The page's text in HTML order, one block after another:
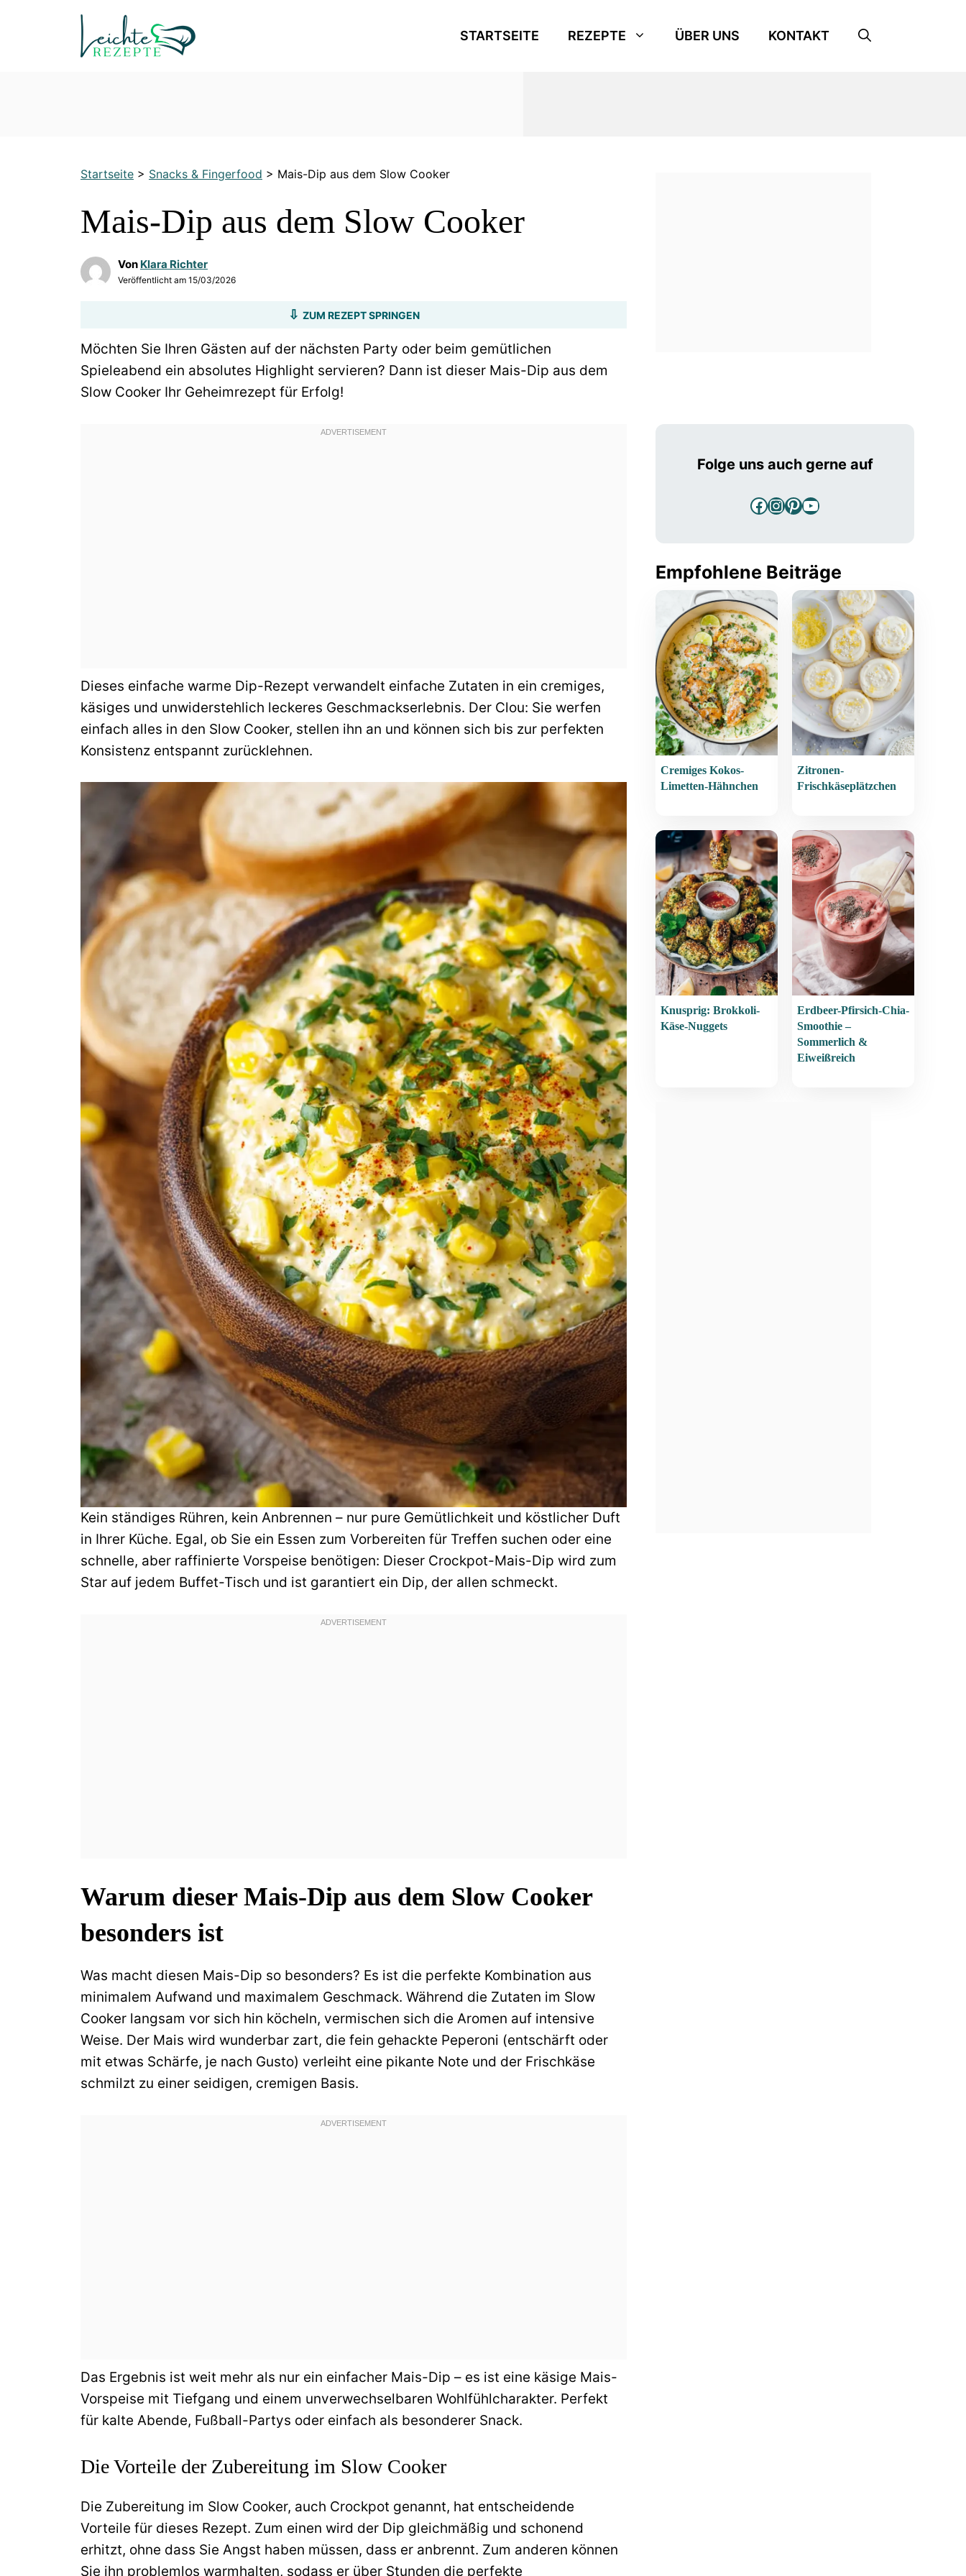
STARTSEITE REZEPTE ÜBER UNS KONTAKT
Startseite > Snacks & Fingerfood > Mais-Dip aus dem Slow Cooker
Mais-Dip aus dem Slow Cooker
Von Klara Richter
Veröffentlicht am 15/03/2026
ZUM REZEPT SPRINGEN
Möchten Sie Ihren Gästen auf der nächsten Party oder beim gemütlichen
Spieleabend ein absolutes Highlight servieren? Dann ist dieser Mais-Dip aus dem
Slow Cooker Ihr Geheimrezept für Erfolg!
Dieses einfache warme Dip-Rezept verwandelt einfache Zutaten in ein cremiges,
käsiges und unwiderstehlich leckeres Geschmackserlebnis. Der Clou: Sie werfen
einfach alles in den Slow Cooker, stellen ihn an und können sich bis zur perfekten
Konsistenz entspannt zurücklehnen.
Kein ständiges Rühren, kein Anbrennen – nur pure Gemütlichkeit und köstlicher Duft
in Ihrer Küche. Egal, ob Sie ein Essen zum Vorbereiten für Treffen suchen oder eine
schnelle, aber raffinierte Vorspeise benötigen: Dieser Crockpot-Mais-Dip wird zum
Star auf jedem Buffet-Tisch und ist garantiert ein Dip, der allen schmeckt.
Warum dieser Mais-Dip aus dem Slow Cooker
besonders ist
Was macht diesen Mais-Dip so besonders? Es ist die perfekte Kombination aus
minimalem Aufwand und maximalem Geschmack. Während die Zutaten im Slow
Cooker langsam vor sich hin köcheln, vermischen sich die Aromen auf intensive
Weise. Der Mais wird wunderbar zart, die fein gehackte Peperoni (entschärft oder
mit etwas Schärfe, je nach Gusto) verleiht eine pikante Note und der Frischkäse
schmilzt zu einer seidigen, cremigen Basis.
Das Ergebnis ist weit mehr als nur ein einfacher Mais-Dip – es ist eine käsige Mais-
Vorspeise mit Tiefgang und einem unverwechselbaren Wohlfühlcharakter. Perfekt
für kalte Abende, Fußball-Partys oder einfach als besonderer Snack.
Die Vorteile der Zubereitung im Slow Cooker
Die Zubereitung im Slow Cooker, auch Crockpot genannt, hat entscheidende
Vorteile für dieses Rezept. Zum einen wird der Dip gleichmäßig und schonend
erhitzt, ohne dass Sie Angst haben müssen, dass er anbrennt. Zum anderen können
Sie ihn problemlos warmhalten, sodass er über Stunden die perfekte
Folge uns auch gerne auf
Facebook
Instagram
Pinterest
YouTube
Empfohlene Beiträge
Cremiges Kokos-
Limetten-Hähnchen
Zitronen-
Frischkäseplätzchen
Knusprig: Brokkoli-
Käse-Nuggets
Erdbeer-Pfirsich-Chia-
Smoothie –
Sommerlich &
Eiweißreich